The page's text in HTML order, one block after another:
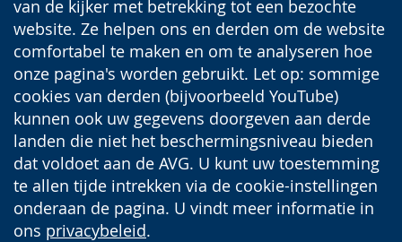
van de kijker met betrekking tot een bezochte
website. Ze helpen ons en derden om de website
comfortabel te maken en om te analyseren hoe
onze pagina's worden gebruikt. Let op: sommige
cookies van derden (bijvoorbeeld YouTube)
kunnen ook uw gegevens doorgeven aan derde
landen die niet het beschermingsniveau bieden
dat voldoet aan de AVG. U kunt uw toestemming
te allen tijde intrekken via de cookie-instellingen
onderaan de pagina. U vindt meer informatie in
ons privacybeleid.